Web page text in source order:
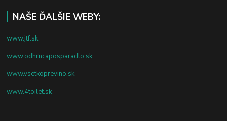
NAŠE ĎALŠIE WEBY:
www.jtf.sk
www.odhrncaposparadlo.sk
www.vsetkoprevino.sk
www.4toilet.sk